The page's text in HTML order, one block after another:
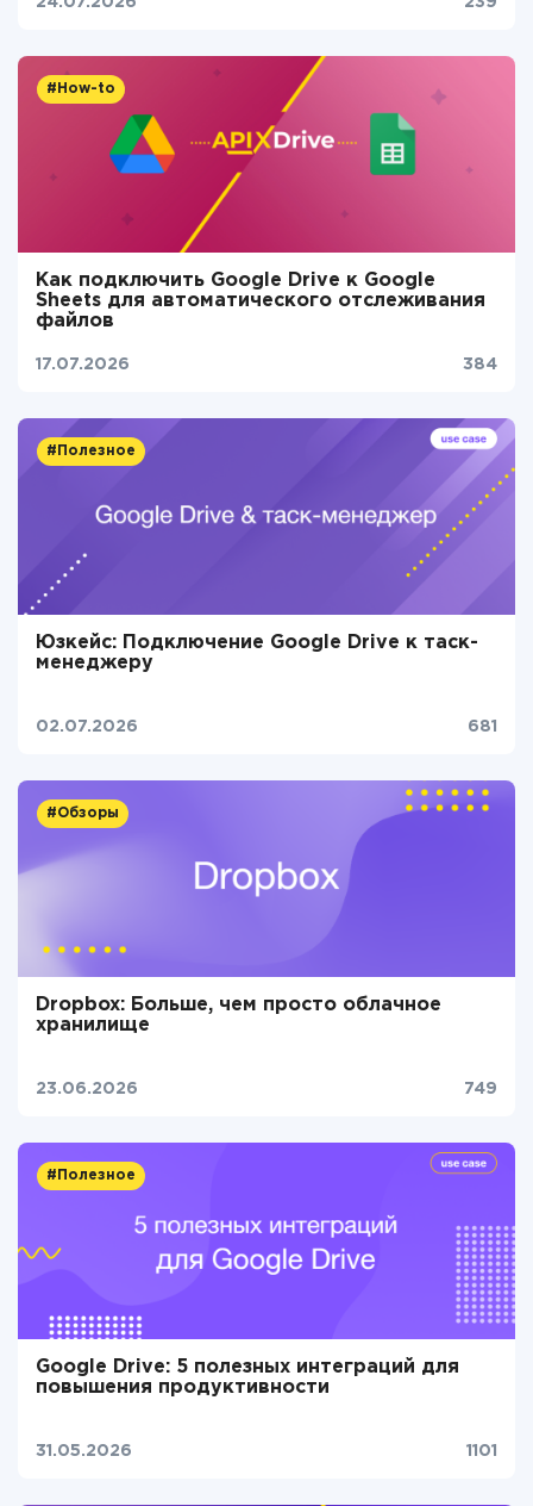
#How-to
Как подключить Google Drive к Google
Sheets для автоматического отслеживания
файлов
17.07.2026 384
#Полезное
Юзкейс: Подключение Google Drive к таск-
менеджеру
02.07.2026 681
#Обзоры
Dropbox: Больше, чем просто облачное
хранилище
23.06.2026 749
#Полезное
Google Drive: 5 полезных интеграций для
повышения продуктивности
31.05.2026 1101